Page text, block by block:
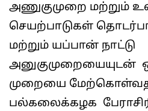
அணுகுமுறை மற்றும்
செயற்பாடுகள்
மற்றும் யப்பான் நாட்டு
அனுகுமுறையையுடன்
முறையை
பல்கலைக்கழக